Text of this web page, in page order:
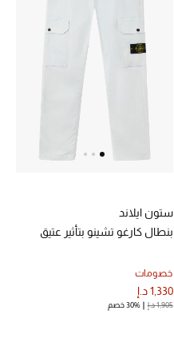
ستون ايلاند
بنطال كارغو تشينو بتأثير عتيق
خصومات
1,330 د.إ
1,905 د.إ 30% خصم